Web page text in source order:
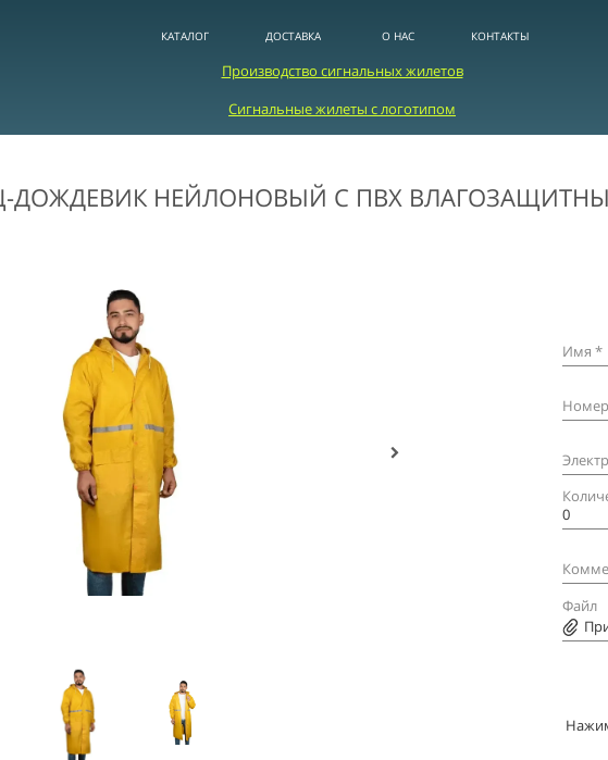
КАТАЛОГ ДОСТАВКА О НАС КОНТАКТЫ
Производство сигнальных жилетов
Сигнальные жилеты с логотипом
ДОЖДЕВИК НЕЙЛОНОВЫЙ С ПВХ
Имя *
Файл